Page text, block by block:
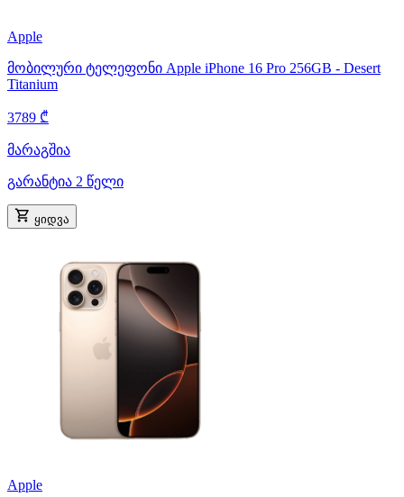
Apple
მობილური ტელეფონი Apple iPhone 16 Pro 256GB - Desert
Titanium
3789 ₾
მარაგშია
გარანტია 2 წელი
ყიდვა
Apple